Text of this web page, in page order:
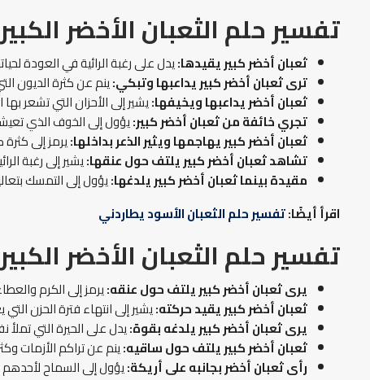
تفسير حلم الثعبان الأخضر الكبير
ثعبان أخضر كبير يقيدها:يدل على رغبة الرائية في العودة
ترى ثعبان أخضر كبير يداعبها وتبكي:ينم عن كثرة الديون
ثعبان أخضر يداعبها ويخيفها:يشير إلى الأحزان التي تشعر
تجري خائفة من ثعبان أخضر كبير:يؤول إلى الخوف الذي
ثعبان أخضر كبير يهاجمها ويثير الذعر بداخلها:يرمز إلى كثرة
تشاهد ثعبان أخضر كبير يلتف حول عنقها:يشير إلى رغبة
مقيدة بينما ثعبان أخضر كبير يلدغها:يؤول إلى التمسك
اقرأ أيضًا:تفسير حلم الثعبان الأسود يطاردني
تفسير حلم الثعبان الأخضر الكبير
يرى ثعبان أخضر كبير يلتف حول عنقه:يرمز إلى الكرم
ثعبان أخضر كبير يقيد حركته:يشير إلى انتهاء فترة الحزن
يرى ثعبان أخضر كبير يلدغه بقوة:يدل على الحيرة التي
ثعبان أخضر كبير يلتف حول ساقيه:ينم عن تراكم الأزمات
رأى ثعبان أخضر بجانبه على أريكة:يؤول إلى السماح